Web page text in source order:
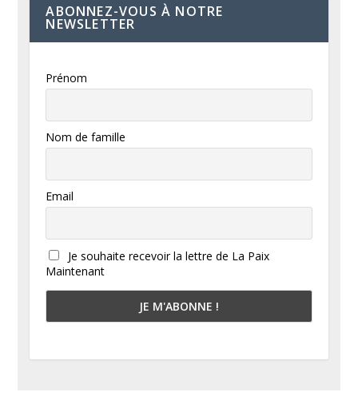
ABONNEZ-VOUS À NOTRE
NEWSLETTER
Prénom
Nom de famille
Email
Je souhaite recevoir la lettre de La Paix
Maintenant